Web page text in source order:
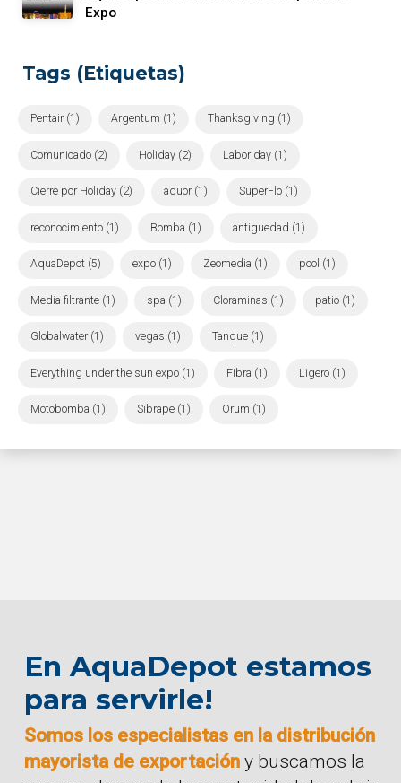
Expo
Tags (Etiquetas)
Pentair (1) Argentum (1) Thanksgiving (1)
Comunicado (2) Holiday (2) Labor day (1)
Cierre por Holiday (2) aquor (1) SuperFlo (1)
reconocimiento (1) Bomba (1) antiguedad (1)
AquaDepot (5) expo (1) Zeomedia (1) pool (1)
Media filtrante (1) spa (1) Cloraminas (1) patio (1)
Globalwater (1) vegas (1) Tanque (1)
Everything under the sun expo (1) Fibra (1) Ligero (1)
Motobomba (1) Sibrape (1) Orum (1)
En AquaDepot estamos
para servirle!
Somos los especialistas en la distribución
mayorista de exportacióny buscamos la